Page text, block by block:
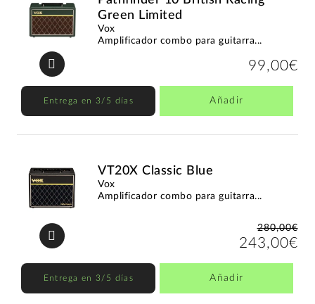
Green Limited
Vox
Amplificador combo para guitarra...
99,00€
Entrega en 3/5 días Añadir
VT20X Classic Blue
Vox
Amplificador combo para guitarra...
280,00€
243,00€
Entrega en 3/5 días Añadir